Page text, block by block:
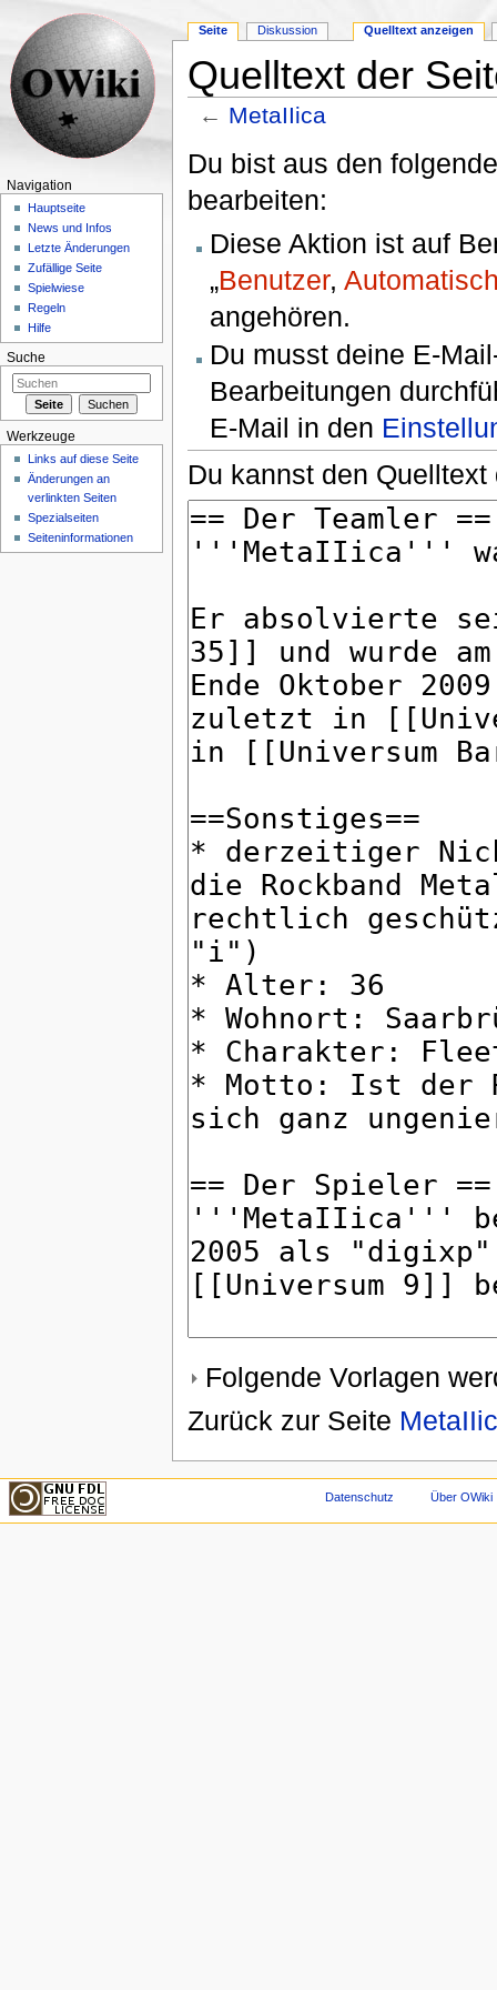
Quelltext der
← MetaIIica
Du bist aus den
bearbeiten:
Diese Aktion ist auf
„Benutzer,
angehören.
Du musst deine E-
Bearbeitungen
E-Mail in den
Du kannst den
Folgende Vorlagen
Zurück zur Seite
Seite Diskussion Quelltext anzeigen
Navigation
Hauptseite
News und Infos
Letzte Änderungen
Zufällige Seite
Spielwiese
Regeln
Hilfe
Suche
Werkzeuge
Links auf diese Seite
Änderungen an
verlinkten Seiten
Spezialseiten
Seiteninformationen
Datenschutz Über OWiki